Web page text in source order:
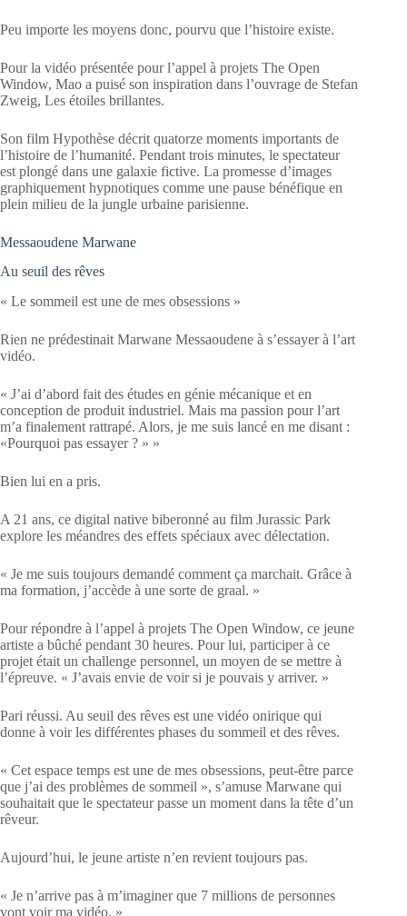
Peu importe les moyens donc, pourvu que l’histoire existe.
Pour la vidéo présentée pour l’appel à projets The Open
Window, Mao a puisé son inspiration dans l’ouvrage de Stefan
Zweig, Les étoiles brillantes.
Son film Hypothèse décrit quatorze moments importants de
l’histoire de l’humanité. Pendant trois minutes, le spectateur
est plongé dans une galaxie fictive. La promesse d’images
graphiquement hypnotiques comme une pause bénéfique en
plein milieu de la jungle urbaine parisienne.
Messaoudene Marwane
Au seuil des rêves
« Le sommeil est une de mes obsessions »
Rien ne prédestinait Marwane Messaoudene à s’essayer à l’art
vidéo.
« J’ai d’abord fait des études en génie mécanique et en
conception de produit industriel. Mais ma passion pour l’art
m’a finalement rattrapé. Alors, je me suis lancé en me disant :
«Pourquoi pas essayer ? » »
Bien lui en a pris.
A 21 ans, ce digital native biberonné au film Jurassic Park
explore les méandres des effets spéciaux avec délectation.
« Je me suis toujours demandé comment ça marchait. Grâce à
ma formation, j’accède à une sorte de graal. »
Pour répondre à l’appel à projets The Open Window, ce jeune
artiste a bûché pendant 30 heures. Pour lui, participer à ce
projet était un challenge personnel, un moyen de se mettre à
l’épreuve. « J’avais envie de voir si je pouvais y arriver. »
Pari réussi. Au seuil des rêves est une vidéo onirique qui
donne à voir les différentes phases du sommeil et des rêves.
« Cet espace temps est une de mes obsessions, peut-être parce
que j’ai des problèmes de sommeil », s’amuse Marwane qui
souhaitait que le spectateur passe un moment dans la tête d’un
rêveur.
Aujourd’hui, le jeune artiste n’en revient toujours pas.
« Je n’arrive pas à m’imaginer que 7 millions de personnes
vont voir ma vidéo. »